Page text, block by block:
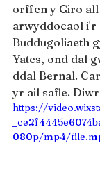
orffen y Giro
arwyddocaol i'r
Buddugoliaeth
Yates, ond dal
ddal Bernal.
yr ail safle.
https://
080p/mp4/